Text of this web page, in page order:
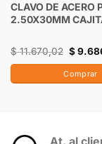
CLAVO DE ACERO
2.50X30MM
$11.670,02 $
Comprar
At. al